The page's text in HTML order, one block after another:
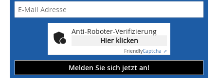
Anti-Roboter-Verifizierung
Hier klicken
FriendlyCaptcha ⇗
Melden Sie sich jetzt an!